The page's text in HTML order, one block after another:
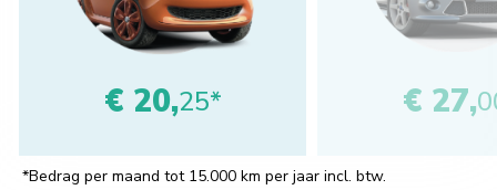
€ 20,25* € 27,
*Bedrag per maand tot 15.000 km per jaar incl. btw.